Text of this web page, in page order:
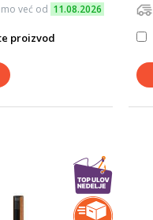
već od 11.08.2026
proizvod